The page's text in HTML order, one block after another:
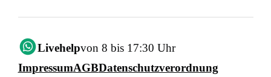
Livehelpvon 8 bis 17:30 Uhr
ImpressumAGBDatenschutzverordnung